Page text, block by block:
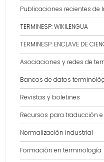
Publicaciones recientes de
TERMINESP: WIKILENGUA
TERMINESP: ENCLAVE DE
Asociaciones y redes de
Bancos de datos
Revistas y boletines
Recursos para traducción
Normalización industrial
Formación en terminología